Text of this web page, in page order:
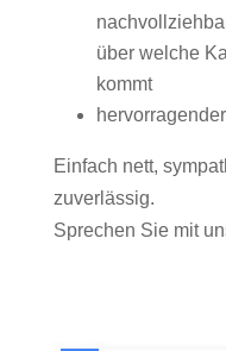
über welche
kommt
Einfach nett,
zuverlässig.
Sprechen Sie mit